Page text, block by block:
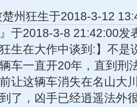
楚州狂生于2018-3-12
』于2018-3-8 21:42:00发
狂生在大作中谈到:】不是
车一直开20年，直到刑
让这辆车消失在名山大
了，凶手已经逍遥法外